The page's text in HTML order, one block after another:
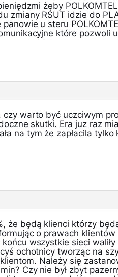
żeby
zmiany RŚUT idzie do
u steru
które pozwoli
warto być uczciwym
skutki. Era juz raz
na tym że zapłacila
że będą klienci którzy
o prawach
wszystkie sieci
ochotnicy tworząc na
Należy się
Czy nie był zbyt